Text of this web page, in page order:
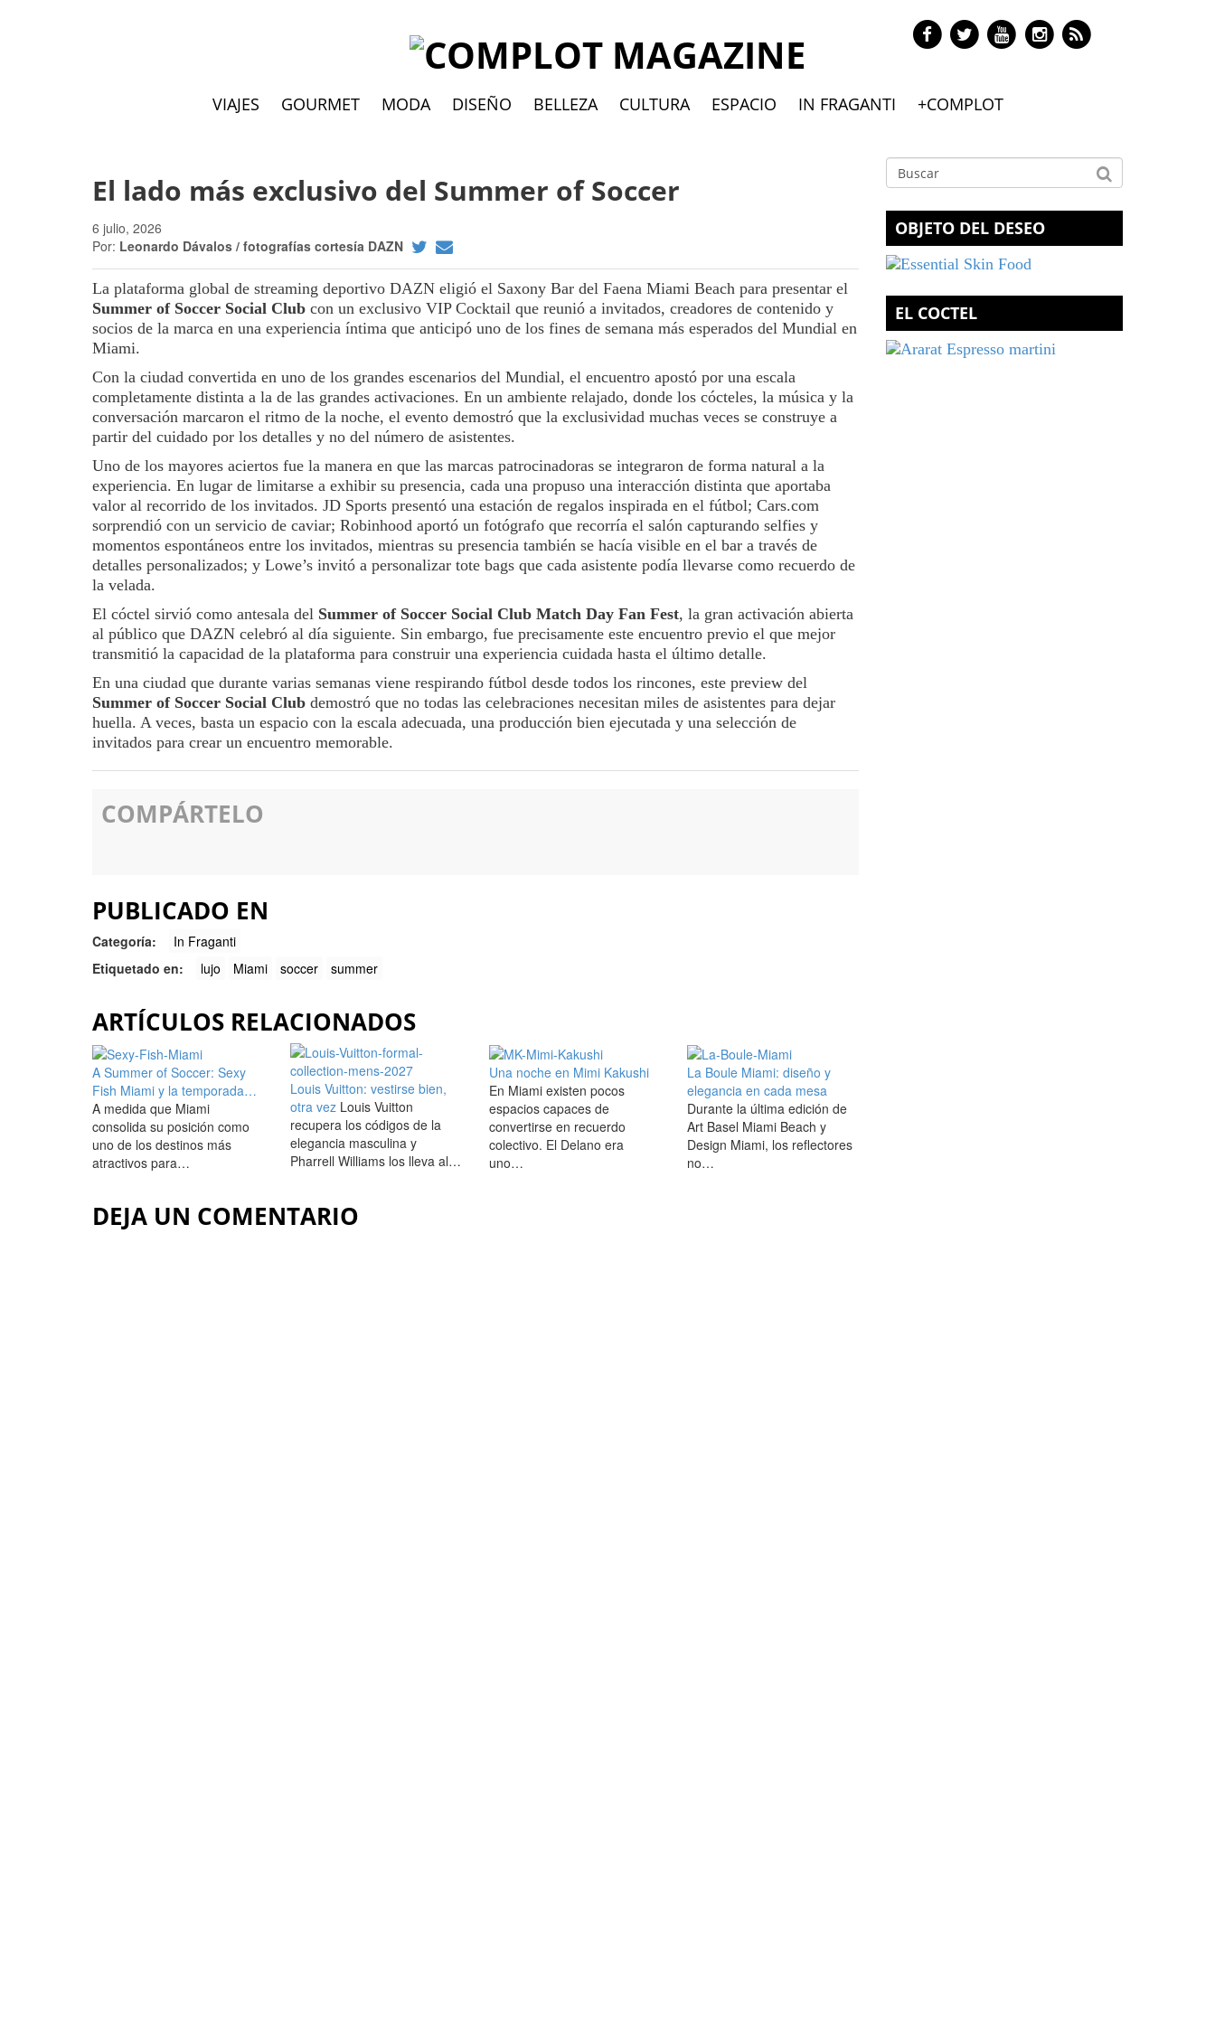
VIAJES GOURMET MODA DISEÑO BELLEZA CULTURA ESPACIO IN FRAGANTI +COMPLOT
El lado más exclusivo del Summer of Soccer
6 julio, 2026
Por: Leonardo Dávalos / fotografías cortesía DAZN
La plataforma global de streaming deportivo DAZN eligió el Saxony Bar del Faena Miami Beach para presentar el
Summer of Soccer Social Club con un exclusivo VIP Cocktail que reunió a invitados, creadores de contenido y
socios de la marca en una experiencia íntima que anticipó uno de los fines de semana más esperados del Mundial en
Miami.
Con la ciudad convertida en uno de los grandes escenarios del Mundial, el encuentro apostó por una escala
completamente distinta a la de las grandes activaciones. En un ambiente relajado, donde los cócteles, la música y la
conversación marcaron el ritmo de la noche, el evento demostró que la exclusividad muchas veces se construye a
partir del cuidado por los detalles y no del número de asistentes.
Uno de los mayores aciertos fue la manera en que las marcas patrocinadoras se integraron de forma natural a la
experiencia. En lugar de limitarse a exhibir su presencia, cada una propuso una interacción distinta que aportaba
valor al recorrido de los invitados. JD Sports presentó una estación de regalos inspirada en el fútbol; Cars.com
sorprendió con un servicio de caviar; Robinhood aportó un fotógrafo que recorría el salón capturando selfies y
momentos espontáneos entre los invitados, mientras su presencia también se hacía visible en el bar a través de
detalles personalizados; y Lowe’s invitó a personalizar tote bags que cada asistente podía llevarse como recuerdo de
la velada.
El cóctel sirvió como antesala del Summer of Soccer Social Club Match Day Fan Fest, la gran activación abierta
al público que DAZN celebró al día siguiente. Sin embargo, fue precisamente este encuentro previo el que mejor
transmitió la capacidad de la plataforma para construir una experiencia cuidada hasta el último detalle.
En una ciudad que durante varias semanas viene respirando fútbol desde todos los rincones, este preview del
Summer of Soccer Social Club demostró que no todas las celebraciones necesitan miles de asistentes para dejar
huella. A veces, basta un espacio con la escala adecuada, una producción bien ejecutada y una selección de
invitados para crear un encuentro memorable.
COMPÁRTELO
PUBLICADO EN
Categorí­a:
In Fraganti
Etiquetado en:
lujo Miami soccer summer
ARTÍCULOS RELACIONADOS
A Summer of Soccer: Sexy
Fish Miami y la temporada…
A medida que Miami
consolida su posición como
uno de los destinos más
atractivos para…
Louis Vuitton: vestirse bien,
otra vez Louis Vuitton
recupera los códigos de la
elegancia masculina y
Pharrell Williams los lleva al…
Una noche en Mimi Kakushi
En Miami existen pocos
espacios capaces de
convertirse en recuerdo
colectivo. El Delano era
uno…
La Boule Miami: diseño y
elegancia en cada mesa
Durante la última edición de
Art Basel Miami Beach y
Design Miami, los reflectores
no…
DEJA UN COMENTARIO
OBJETO DEL DESEO
EL COCTEL